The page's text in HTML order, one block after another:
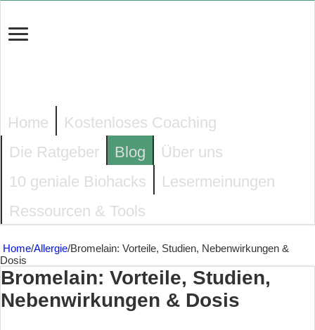
Home
Kostenloses Coaching
Die Ratgeber
Blog
Über uns
10 geniale Biohacks
Lesermeinungen
Ressourcen & Tools
Home/Allergie/Bromelain: Vorteile, Studien, Nebenwirkungen &
Dosis
Bromelain: Vorteile, Studien,
Nebenwirkungen & Dosis